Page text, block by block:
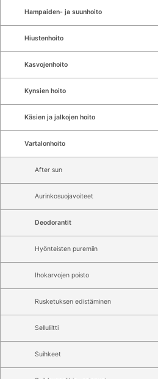
Hampaiden- ja suunhoito
Hiustenhoito
Kasvojenhoito
Kynsien hoito
Käsien ja jalkojen hoito
Vartalonhoito
After sun
Aurinkosuojavoiteet
Deodorantit
Hyönteisten puremiin
Ihokarvojen poisto
Rusketuksen edistäminen
Selluliitti
Suihkeet